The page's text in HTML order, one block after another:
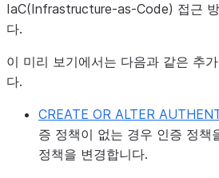
IaC(Infrastructure-as-Code) 접근
다.
이 미리 보기에서는 다음과 같은 추
다.
CREATE OR ALTER
증 정책이 없는 경우 인증 정책
정책을 변경합니다.